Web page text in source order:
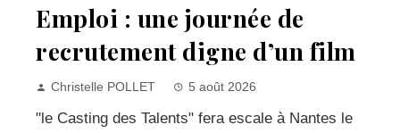
Emploi : une journée de
recrutement digne d’un film
Christelle POLLET 5 août 2026
"le Casting des Talents" fera escale à Nantes le